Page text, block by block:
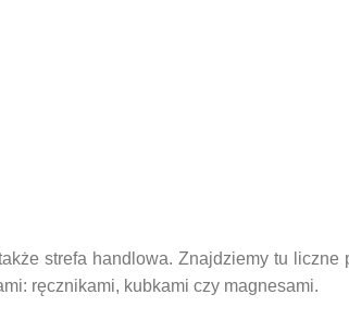
strefa handlowa. Znajdziemy tu
ręcznikami, kubkami czy magnesami.